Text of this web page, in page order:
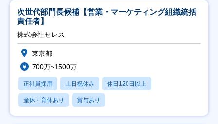
次世代部門長候補【営業・マーケティング組織統括
責任者】
株式会社セレス
東京都
700万~1500万
正社員採用 土日祝休み 休日120日以上
産休・育休あり 賞与あり